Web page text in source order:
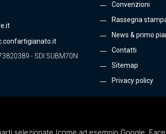
- SDI SUBM70N
Convenzioni
Rassegna
News & primo
Contatti
Sitemap
Privacy policy